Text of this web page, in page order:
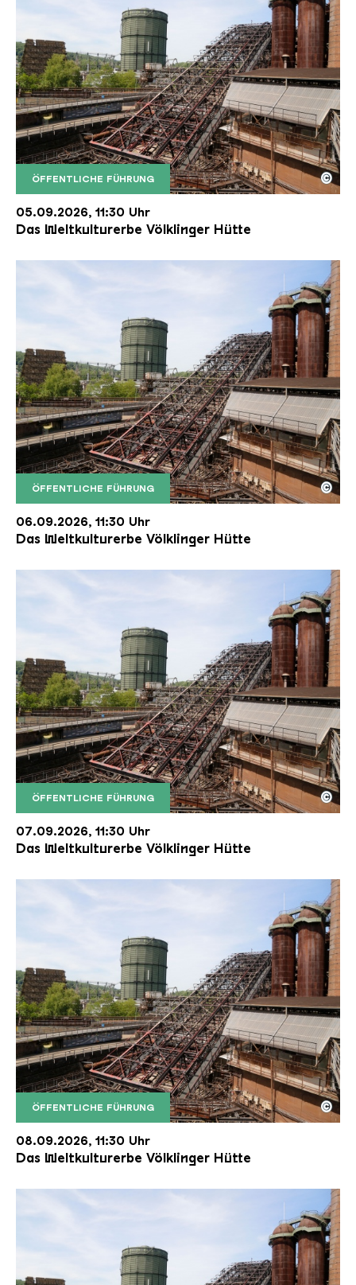
ÖFFENTLICHE FÜHRUNG
Der Erzschrägaufzug der Völklinger Hütte mit
Copyright: Weltkulturerbe Völklinger Hütte | Karl
©
05.09.2026, 11:30 Uhr
Das Weltkulturerbe Völklinger Hütte
ÖFFENTLICHE FÜHRUNG
Der Erzschrägaufzug der Völklinger Hütte mit
Copyright: Weltkulturerbe Völklinger Hütte | Karl
©
06.09.2026, 11:30 Uhr
Das Weltkulturerbe Völklinger Hütte
ÖFFENTLICHE FÜHRUNG
Der Erzschrägaufzug der Völklinger Hütte mit
Copyright: Weltkulturerbe Völklinger Hütte | Karl
©
07.09.2026, 11:30 Uhr
Das Weltkulturerbe Völklinger Hütte
ÖFFENTLICHE FÜHRUNG
Der Erzschrägaufzug der Völklinger Hütte mit
Copyright: Weltkulturerbe Völklinger Hütte | Karl
©
08.09.2026, 11:30 Uhr
Das Weltkulturerbe Völklinger Hütte